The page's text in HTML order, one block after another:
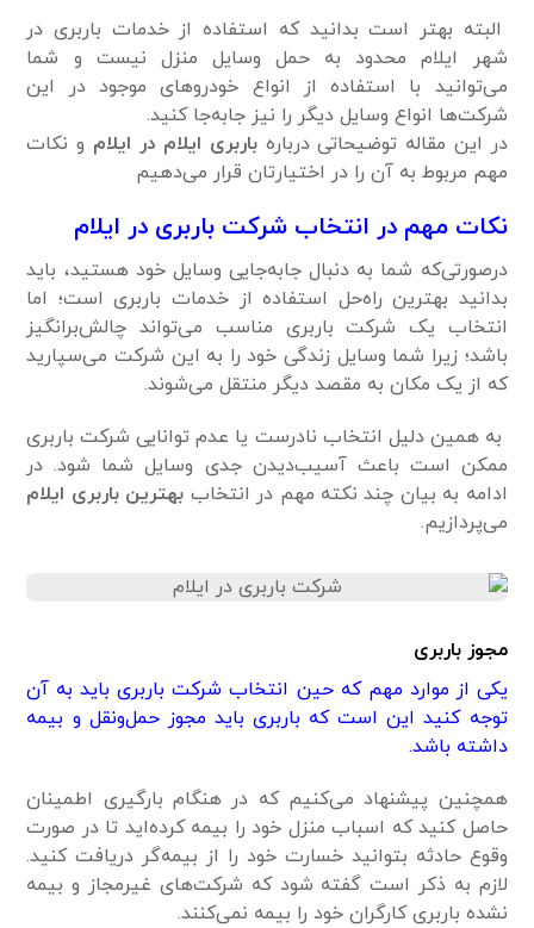
البته بهتر است بدانید که استفاده از خدمات باربری در
شهر ایلام محدود به حمل وسایل منزل نیست و شما
می‌توانید با استفاده از انواع خودروهای موجود در این
شرکت‌ها انواع وسایل دیگر را نیز جابه‌جا کنید.
در این مقاله توضیحاتی درباره باربری ایلام در ایلام و نکات
مهم مربوط به آن را در اختیارتان قرار می‌دهیم
نکات مهم در انتخاب شرکت باربری در ایلام
درصورتی‌که شما به دنبال جابه‌جایی وسایل خود هستید، باید
بدانید بهترین راه‌حل استفاده از خدمات باربری است؛ اما
انتخاب یک شرکت باربری مناسب می‌تواند چالش‌برانگیز
باشد؛ زیرا شما وسایل زندگی خود را به این شرکت می‌سپارید
که از یک مکان به مقصد دیگر منتقل می‌شوند.
به همین دلیل انتخاب نادرست یا عدم توانایی شرکت باربری
ممکن است باعث آسیب‌دیدن جدی وسایل شما شود. در
ادامه به بیان چند نکته مهم در انتخاب بهترین باربری ایلام
می‌پردازیم.
مجوز باربری
یکی از موارد مهم که حین انتخاب شرکت باربری باید به آن
توجه کنید این است که باربری باید مجوز حمل‌ونقل و بیمه
داشته باشد.
همچنین پیشنهاد می‌کنیم که در هنگام بارگیری اطمینان
حاصل کنید که اسباب منزل خود را بیمه کرده‌اید تا در صورت
وقوع حادثه بتوانید خسارت خود را از بیمه‌گر دریافت کنید.
لازم به ذکر است گفته شود که شرکت‌های غیرمجاز و بیمه
نشده باربری کارگران خود را بیمه نمی‌کنند.